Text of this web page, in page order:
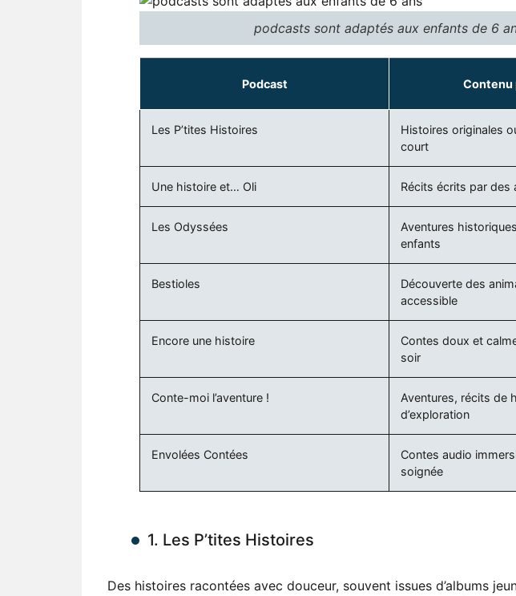
podcasts sont adaptés aux enfants de 6
Podcast Contenu
Les P’tites Histoires
Histoires originales
court
Une histoire et… Oli Récits écrits par des
Les Odyssées
Aventures
enfants
Bestioles
Découverte des
accessible
Encore une histoire
Contes doux et
soir
Conte-moi l’aventure !
Aventures, récits de
d’exploration
Envolées Contées
Contes audio
soignée
1. Les P’tites Histoires
Des histoires racontées avec douceur, souvent issues d’albums